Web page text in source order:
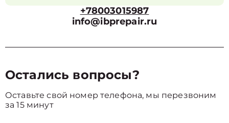
+78003015987
info@ibprepair.ru
Остались вопросы?
Оставьте свой номер телефона, мы перезвоним
за 15 минут